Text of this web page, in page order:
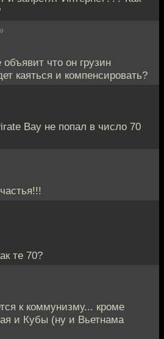
что он грузин
каяться и компенсировать?
Bay не попал в число 70
те 70?
к коммунизму... кроме
и Кубы (ну и Вьетнама